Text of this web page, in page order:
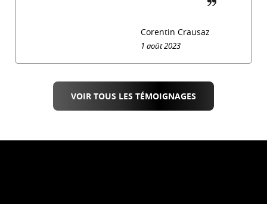
Corentin Crausaz
1 août 2023
VOIR TOUS LES TÉMOIGNAGES